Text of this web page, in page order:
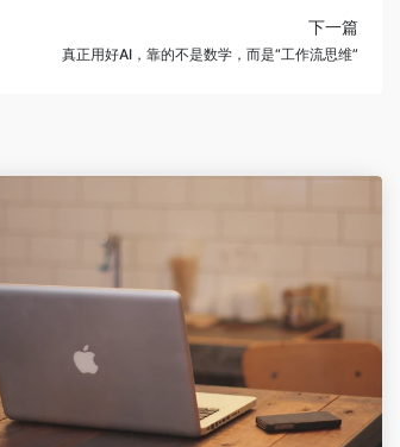
下一篇
真正用好AI，靠的不是数学，而是“工作流思维”